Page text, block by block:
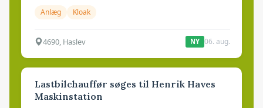
Anlæg Kloak
4690, Haslev NY 06. aug.
Lastbilchauffør søges til Henrik Haves
Maskinstation